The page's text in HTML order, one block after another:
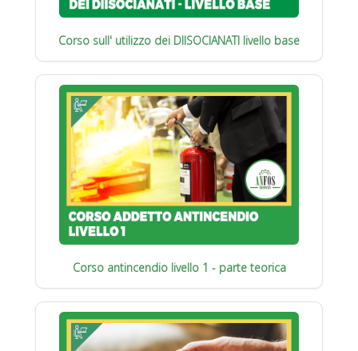
Corso sull' utilizzo dei DIISOCIANATI livello base
Corso antincendio livello 1 - parte teorica